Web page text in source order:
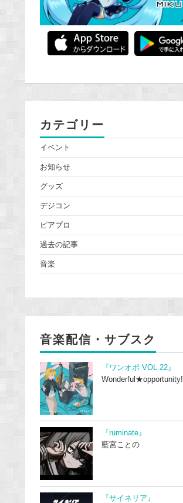
カテゴリー
イベント
お知らせ
グッズ
デジコン
ピアプロ
過去の記事
音楽
音楽配信・サブスク
『ワンオポ VOL.22』
Wonderful★opportunity!
『ruminate』
藍宮ことの
『サイネリア』